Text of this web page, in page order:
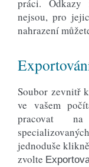
práci. Odkazy
nejsou, pro
nahrazení
Soubor zevnitř
ve vašem
pracovat
jednoduše
zvolte